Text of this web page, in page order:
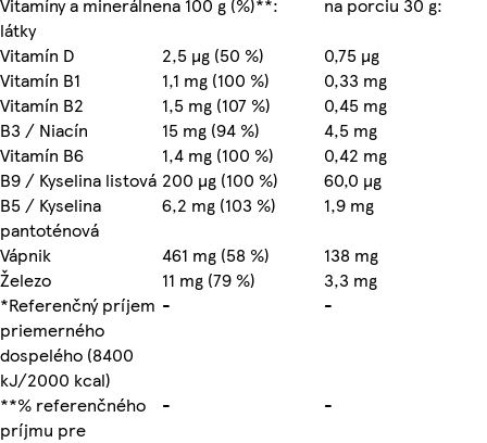
látky
Vitamín D
2,5 µg (50 %)
0,75 µg
Vitamín B1
1,1 mg (100 %)
0,33 mg
Vitamín B2
1,5 mg (107 %)
0,45 mg
B3 / Niacín
15 mg (94 %)
4,5 mg
Vitamín B6
1,4 mg (100 %)
0,42 mg
B9 / Kyselina listová 200 µg (100 %)
60,0 µg
B5 / Kyselina
pantoténová
6,2 mg (103 %)
1,9 mg
Vápnik
461 mg (58 %)
138 mg
Železo
11 mg (79 %)
3,3 mg
*Referenčný príjem
priemerného
dospelého (8400
kJ/2000 kcal)
- -
**% referenčného
príjmu pre
- -